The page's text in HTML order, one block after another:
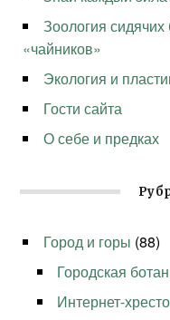
Зоология
«чайников»
Экология и
Гости сайта
О себе и предках
Город и горы (88)
Городская
Интернет-